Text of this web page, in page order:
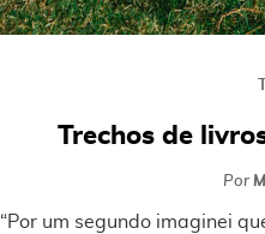
Trechos de
Por
“Por um segundo imaginei